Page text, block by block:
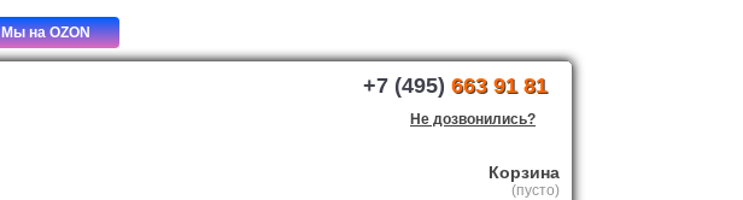
Мы на OZON
+7 (495) 663 91 81
Не дозвонились?
Корзина
(пусто)